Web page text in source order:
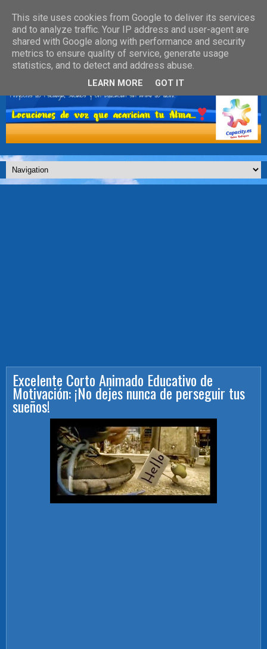
Excelente Corto Animado Educativo de
Motivación: ¡No dejes nunca de perseguir tus
sueños!
This site uses cookies from Google to deliver its services
and to analyze traffic. Your IP address and user-agent are
shared with Google along with performance and security
metrics to ensure quality of service, generate usage
statistics, and to detect and address abuse.
LEARN MORE GOT IT